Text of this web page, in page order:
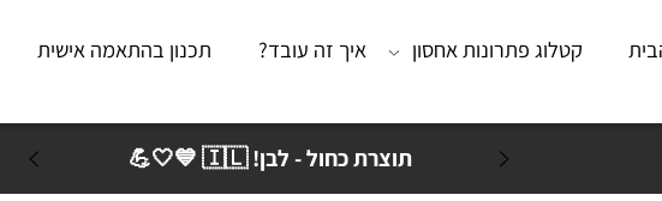
תוצרת כחול - לבן! 🇮🇱 💙🤍💪
קטלוג פתרונות אחסון איך זה עובד? תכנון בהתאמה אישית